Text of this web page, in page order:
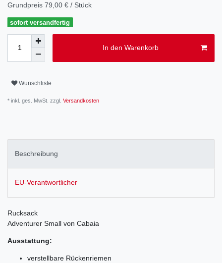
Grundpreis 79,00 € / Stück
sofort versandfertig
In den Warenkorb
Wunschliste
* inkl. ges. MwSt. zzgl. Versandkosten
Beschreibung
EU-Verantwortlicher
Rucksack
Adventurer Small von Cabaia
Ausstattung:
verstellbare Rückenriemen